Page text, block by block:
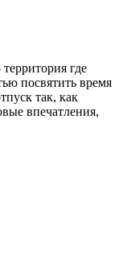
где
посвятить время
так, как
впечатления,